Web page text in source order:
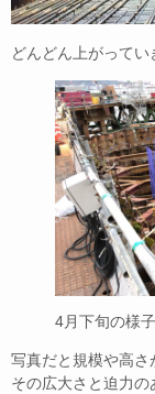
どんどん上がってい
4月下旬の様子
写真だと規模や高さ
その広大さと迫力